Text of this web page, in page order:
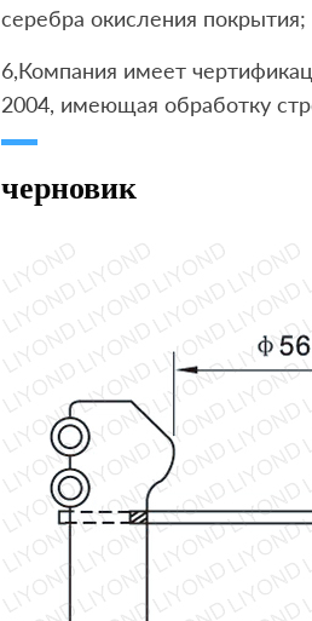
серебра окисления покрытия;
6,Компания имеет
2004, имеющая обработку
черновик